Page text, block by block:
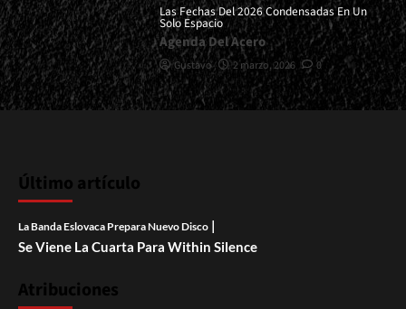
Las Fechas Del 2026 Condensadas En Un
Solo Espacio
Agenda Del Acero
Gustavo 2 marzo, 2026 0
Último artículo
La Banda Eslovaca Prepara Nuevo Disco |
Se Viene La Cuarta Para Within Silence
Atribuciones